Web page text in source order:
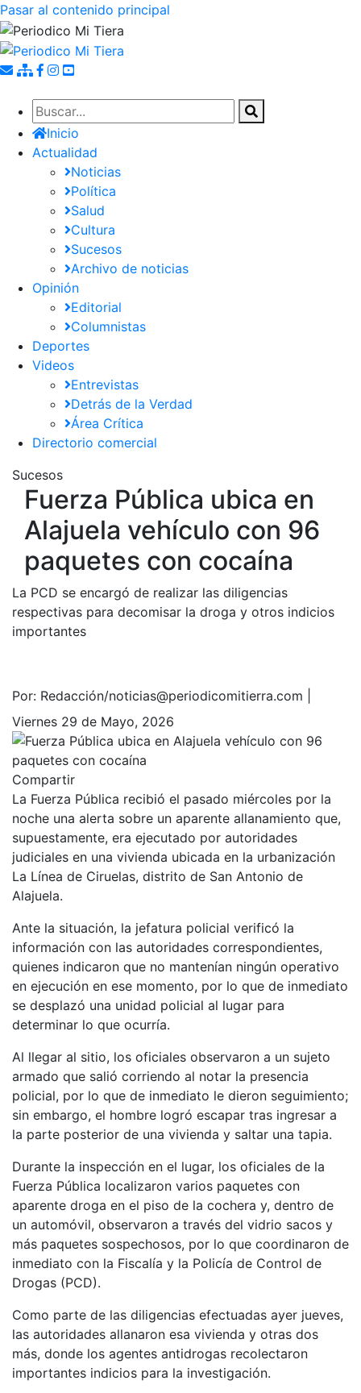
Pasar al contenido principal
Inicio
Actualidad
Noticias
Política
Salud
Cultura
Sucesos
Archivo de noticias
Opinión
Editorial
Columnistas
Deportes
Videos
Entrevistas
Detrás de la Verdad
Área Crítica
Directorio comercial
Sucesos
Fuerza Pública ubica en
Alajuela vehículo con 96
paquetes con cocaína
La PCD se encargó de realizar las diligencias
respectivas para decomisar la droga y otros indicios
importantes
Por: Redacción/noticias@periodicomitierra.com |
Viernes 29 de Mayo, 2026
Compartir
La Fuerza Pública recibió el pasado miércoles por la
noche una alerta sobre un aparente allanamiento que,
supuestamente, era ejecutado por autoridades
judiciales en una vivienda ubicada en la urbanización
La Línea de Ciruelas, distrito de San Antonio de
Alajuela.
Ante la situación, la jefatura policial verificó la
información con las autoridades correspondientes,
quienes indicaron que no mantenían ningún operativo
en ejecución en ese momento, por lo que de inmediato
se desplazó una unidad policial al lugar para
determinar lo que ocurría.
Al llegar al sitio, los oficiales observaron a un sujeto
armado que salió corriendo al notar la presencia
policial, por lo que de inmediato le dieron seguimiento;
sin embargo, el hombre logró escapar tras ingresar a
la parte posterior de una vivienda y saltar una tapia.
Durante la inspección en el lugar, los oficiales de la
Fuerza Pública localizaron varios paquetes con
aparente droga en el piso de la cochera y, dentro de
un automóvil, observaron a través del vidrio sacos y
más paquetes sospechosos, por lo que coordinaron de
inmediato con la Fiscalía y la Policía de Control de
Drogas (PCD).
Como parte de las diligencias efectuadas ayer jueves,
las autoridades allanaron esa vivienda y otras dos
más, donde los agentes antidrogas recolectaron
importantes indicios para la investigación.